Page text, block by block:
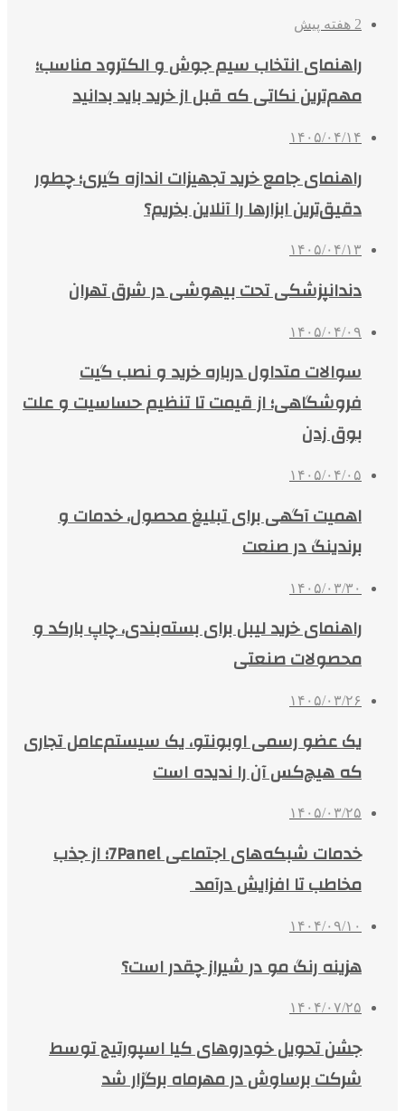
2 هفته پیش
راهنمای انتخاب سیم جوش و الکترود مناسب؛
مهم‌ترین نکاتی که قبل از خرید باید بدانید
۱۴۰۵/۰۴/۱۴
راهنمای جامع خرید تجهیزات اندازه گیری؛ چطور
دقیق‌ترین ابزارها را آنلاین بخریم؟
۱۴۰۵/۰۴/۱۳
دندانپزشکی تحت بیهوشی در شرق تهران
۱۴۰۵/۰۴/۰۹
سوالات متداول درباره خرید و نصب گیت
فروشگاهی؛ از قیمت تا تنظیم حساسیت و علت
بوق زدن
۱۴۰۵/۰۴/۰۵
اهمیت آگهی برای تبلیغ محصول، خدمات و
برندینگ در صنعت
۱۴۰۵/۰۳/۳۰
راهنمای خرید لیبل برای بسته‌بندی، چاپ بارکد و
محصولات صنعتی
۱۴۰۵/۰۳/۲۶
یک عضو رسمی اوبونتو، یک سیستم‌عامل تجاری
که هیچ‌کس آن را ندیده است
۱۴۰۵/۰۳/۲۵
خدمات شبکه‌های اجتماعی 7Panel؛ از جذب
مخاطب تا افزایش درآمد
۱۴۰۴/۰۹/۱۰
هزینه رنگ مو در شیراز چقدر است؟
۱۴۰۴/۰۷/۲۵
جشن تحویل خودروهای کیا اسپورتیج توسط
شرکت برساوش در مهرماه برگزار شد